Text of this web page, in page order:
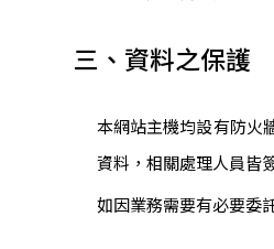
三、資料之保護
本網站主機均設有防火
資料，相關處理人員皆
如因業務需要有必要委